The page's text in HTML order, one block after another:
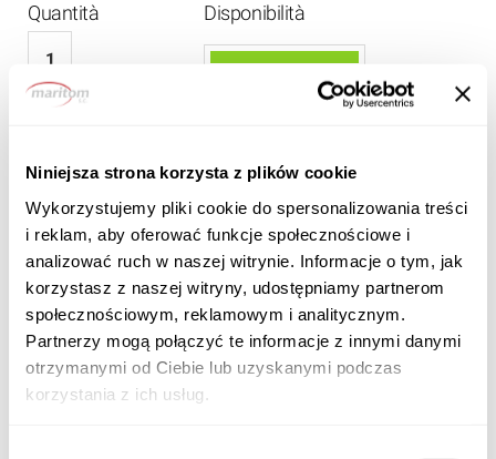
Niniejsza strona korzysta z plików cookie
Wykorzystujemy pliki cookie do spersonalizowania treści
i reklam, aby oferować funkcje społecznościowe i
analizować ruch w naszej witrynie. Informacje o tym, jak
korzystasz z naszej witryny, udostępniamy partnerom
społecznościowym, reklamowym i analitycznym.
Partnerzy mogą połączyć te informacje z innymi danymi
otrzymanymi od Ciebie lub uzyskanymi podczas
korzystania z ich usług.
Quantità Disponibilità
3 830 EUR IVA inclusa
Descrizione del prodotto